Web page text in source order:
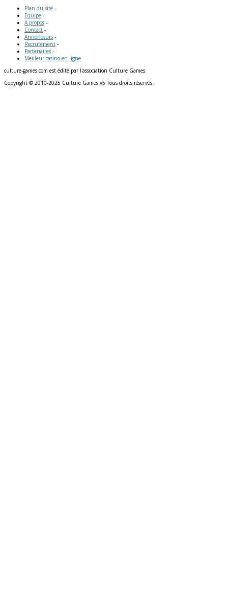
Plan du site -
Equipe -
A propos -
Contact -
Annonceurs -
Recrutement -
Partenaires -
Meilleur casino en ligne
culture-games.com est édité par l'association Culture Games
Copyright © 2010-2025 Culture Games v5 Tous droits réservés.